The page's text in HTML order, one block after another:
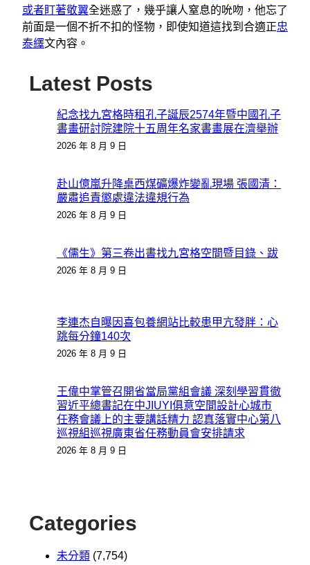
或者盯著敬翼全迷惑了，幾乎讓人窒息的吮吻，他忘了
前面是一個不折不扣的怪物，即使知道這找到合適正忠
泰繹文內容。
Latest Posts
紀念找九宮格時租孔子誕辰2574年暨中國孔子
書畫研討院建院十五周年名家書畫展在濟舉辦
2026 年 8 月 9 日
赴山億嵐升降桌西煤礦爆炸變亂現場 張國清：
嚴肅追責懲處違法違規行為
2026 年 8 月 9 日
《儒生》第三卷出書找九宮格空間暨目錄、跋
2026 年 8 月 9 日
李連杰自曝因喜包養網站比較患甲亢發胖：心
跳每分鐘140次
2026 年 8 月 9 日
王偉中掌管召開省當局黨組會議 深刻學習貫徹
習近平總書記在中JIUYI俱意空間設計心城市
任務會議上的主要講話精力 認真落實中心第八
巡視組巡視廣東省任務動員會安排請求
2026 年 8 月 9 日
Categories
未分類 (7,754)